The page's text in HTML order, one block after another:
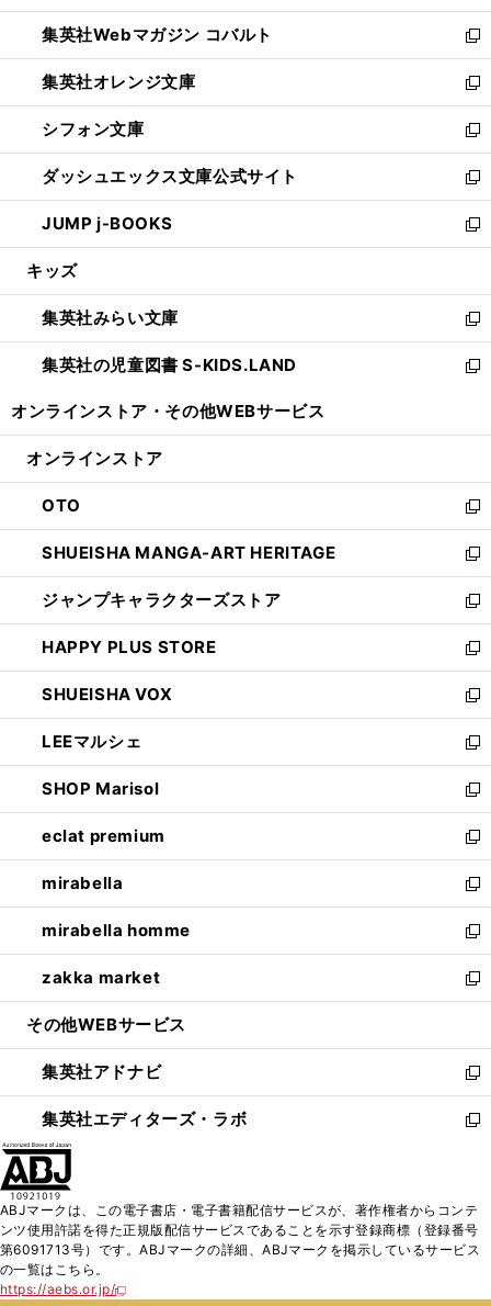
開
く
ウ
で
開
く
ン
ド
ウ
で
開
く
ウ
ィ
ン
ド
ウ
で
開
く
集英社Webマガジン コバルト
新
し
い
ウ
ィ
ン
ド
ウ
で
開
集英社オレンジ文庫
新
し
い
ウ
ィ
ン
ド
ウ
開
く
シフォン文庫
新
し
い
ウ
ィ
ン
ウ
で
開
く
ダッシュエックス文庫公式サイト
新
し
い
ウ
ン
ド
ウ
で
JUMP j-BOOKS
新
し
ウ
ィ
ン
ド
開
キッズ
集英社みらい文庫
新
し
い
ン
ウ
で
開
く
集英社の児童図書 S-KIDS.LAND
新
ウ
ン
ド
ウ
で
開
く
オンラインストア・ その他WEBサービス
オンラインストア
OTO
新
し
い
ウ
ィ
ン
ド
ウ
で
開
く
SHUEISHA MANGA-ART HERITAGE
新
し
い
ウ
ィ
ン
ド
ウ
で
開
く
ジャンプキャラクターズストア
新
し
い
ウ
ィ
ン
ド
ウ
で
開
く
HAPPY PLUS STORE
新
し
い
ウ
ィ
ン
ド
ウ
で
開
く
SHUEISHA VOX
新
し
い
ウ
ィ
ン
ド
ウ
で
開
く
LEEマルシェ
新
し
い
ウ
ィ
ン
ド
ウ
で
開
く
SHOP Marisol
新
し
い
ウ
ィ
ン
ド
ウ
で
開
eclat premium
新
し
い
ウ
ィ
ン
ド
ウ
開
く
mirabella
新
し
い
ウ
ィ
ン
ウ
で
開
く
mirabella homme
新
し
い
ウ
ン
ド
ウ
で
zakka market
新
し
ウ
ィ
ン
ド
く
その他WEBサービス
集英社アドナビ
新
し
い
ド
ウ
で
集英社エディターズ・ラボ
新
ィ
ン
ABJマークは、この電子書店・電子書籍配信サービスが、著作権者からコンテ
ンツ使用許諾を得た正規版配信サービスであることを示す登録商標（登録番号
第6091713号）です。ABJマークの詳細、ABJマークを掲示しているサービス
の一覧はこちら。
https://aebs.or.jp/
新